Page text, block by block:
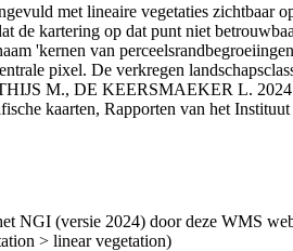
met lineaire vegetaties zichtbaar
kartering op dat punt niet
'kernen van
pixel. De verkregen
M., DE KEERSMAEKER L.
kaarten, Rapporten van het
NGI (versie 2024) door deze WMS
> linear vegetation)